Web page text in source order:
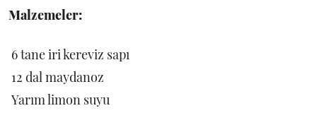
Malzemeler:
6 tane iri kereviz sapı
12 dal maydanoz
Yarım limon suyu